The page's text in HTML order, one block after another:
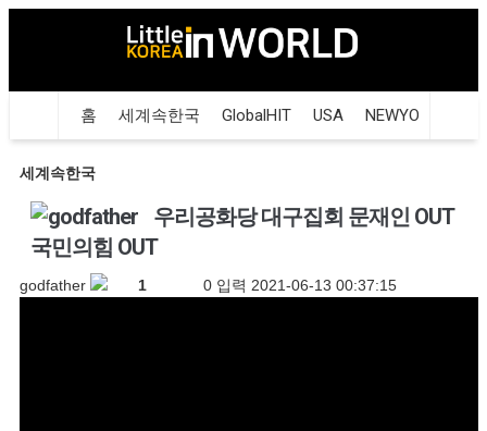
홈 세계속한국 GlobalHIT USA NEWYORK
세계속한국
우리공화당 대구집회 문재인 OUT
국민의힘 OUT
godfather 1 0 입력 2021-06-13 00:37:15